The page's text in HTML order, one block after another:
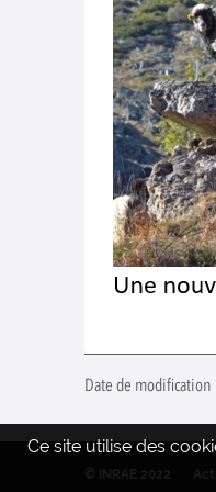
Date de
Ce site utilise des